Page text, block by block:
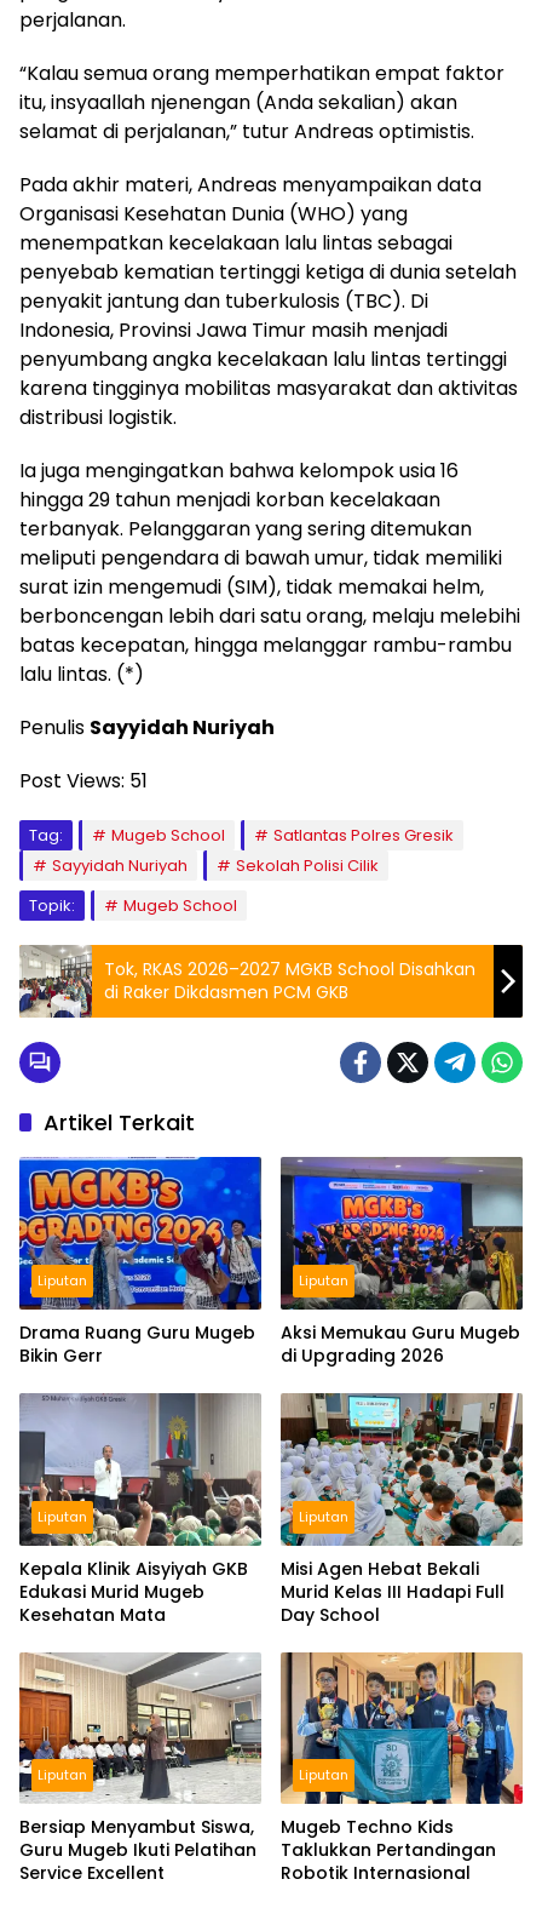
perjalanan.
“Kalau semua orang memperhatikan empat faktor
itu, insyaallah njenengan (Anda sekalian) akan
selamat di perjalanan,” tutur Andreas optimistis.
Pada akhir materi, Andreas menyampaikan data
Organisasi Kesehatan Dunia (WHO) yang
menempatkan kecelakaan lalu lintas sebagai
penyebab kematian tertinggi ketiga di dunia setelah
penyakit jantung dan tuberkulosis (TBC). Di
Indonesia, Provinsi Jawa Timur masih menjadi
penyumbang angka kecelakaan lalu lintas tertinggi
karena tingginya mobilitas masyarakat dan aktivitas
distribusi logistik.
Ia juga mengingatkan bahwa kelompok usia 16
hingga 29 tahun menjadi korban kecelakaan
terbanyak. Pelanggaran yang sering ditemukan
meliputi pengendara di bawah umur, tidak memiliki
surat izin mengemudi (SIM), tidak memakai helm,
berboncengan lebih dari satu orang, melaju melebihi
batas kecepatan, hingga melanggar rambu-rambu
lalu lintas. (*)
Penulis Sayyidah Nuriyah
Post Views: 51
Tag: Mugeb School
Satlantas Polres Gresik
Sayyidah Nuriyah
Sekolah Polisi Cilik
Topik:
Mugeb School
Tok, RKAS 2026–2027 MGKB School Disahkan
di Raker Dikdasmen PCM GKB
Artikel Terkait
Liputan
Drama Ruang Guru Mugeb
Bikin Gerr
Liputan
Aksi Memukau Guru Mugeb
di Upgrading 2026
Liputan
Kepala Klinik Aisyiyah GKB
Edukasi Murid Mugeb
Kesehatan Mata
Liputan
Misi Agen Hebat Bekali
Murid Kelas III Hadapi Full
Day School
Liputan
Bersiap Menyambut Siswa,
Guru Mugeb Ikuti Pelatihan
Service Excellent
Liputan
Mugeb Techno Kids
Taklukkan Pertandingan
Robotik Internasional